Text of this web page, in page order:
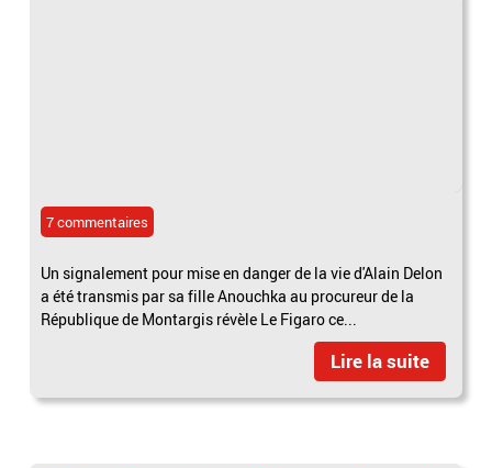
7 commentaires
Un signalement pour mise en danger de la vie d'Alain Delon
a été transmis par sa fille Anouchka au procureur de la
République de Montargis révèle Le Figaro ce...
Lire la suite